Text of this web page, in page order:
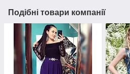
Подібні товари компанії